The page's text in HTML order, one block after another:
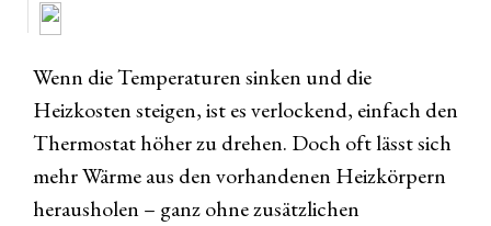
Wenn die Temperaturen sinken und die
Heizkosten steigen, ist es verlockend, einfach den
Thermostat höher zu drehen. Doch oft lässt sich
mehr Wärme aus den vorhandenen Heizkörpern
herausholen – ganz ohne zusätzlichen